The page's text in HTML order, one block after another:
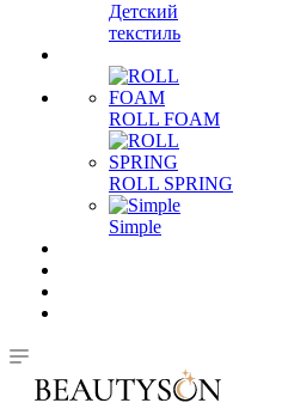
Детский
текстиль
ROLL FOAM
ROLL SPRING
Simple